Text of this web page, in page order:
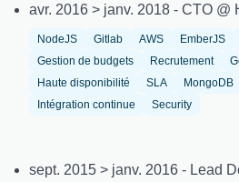
avr. 2016 > janv. 2018 - CTO @
NodeJS Gitlab AWS EmberJS
Gestion de budgets
Recrutement
Haute disponibilité
SLA MongoDB
Intégration continue
Security
sept. 2015 > janv. 2016 - Lead